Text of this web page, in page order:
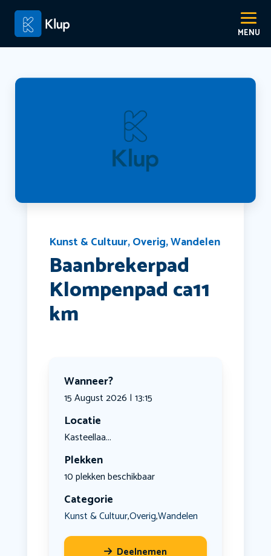
Kunst & Cultuur,Overig,Wandelen
Baanbrekerpad
Klompenpad ca11
km
Wanneer?
15 August 2026 | 13:15
Locatie
Kasteellaa...
Plekken
10 plekken beschikbaar
Categorie
Kunst & Cultuur,Overig,Wandelen
Deelnemen